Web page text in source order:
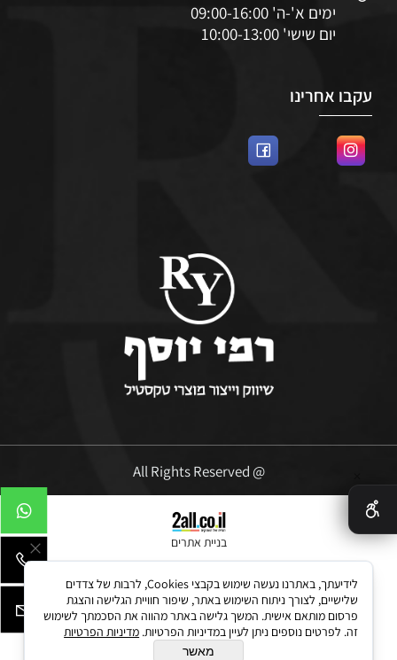
ימים א'-ה' 09:00-16:00
יום שישי' 10:00-13:00
עקבו אחרינו
@ All Rights Reserved
בניית אתרים
לידיעתך, באתרנו נעשה שימוש בקבצי Cookies, לרבות של צדדים
שלישיים, לצורך ניתוח השימוש באתר, שיפור חוויית הגלישה והצגת
פרסום מותאם אישית. המשך גלישה באתר מהווה את הסכמתך לשימוש
זה. לפרטים נוספים ניתן לעיין במדיניות הפרטיות. מדיניות הפרטיות
מאשר